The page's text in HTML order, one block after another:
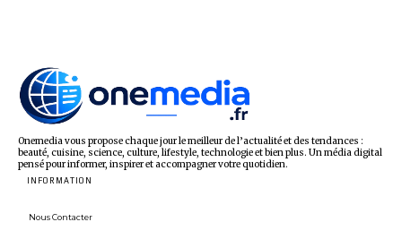
Onemedia vous propose chaque jour le meilleur de l’actualité et des tendances :
beauté, cuisine, science, culture, lifestyle, technologie et bien plus. Un média digital
pensé pour informer, inspirer et accompagner votre quotidien.
INFORMATION
Nous Contacter